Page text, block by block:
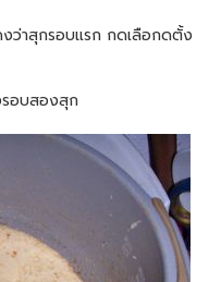
งว่าสุกรอบแรก กดเลือกดตั้ง
อบสองสุก